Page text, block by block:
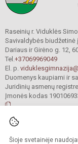
Šioje svetainėje
Raseinių r. Viduklės
Savivaldybės biudžetinė
Dariaus ir Girėno g. 12,
Tel.+37069969049
El. p.
Duomenys kaupiami ir
Juridinių asmenų registre
Įmonės kodas